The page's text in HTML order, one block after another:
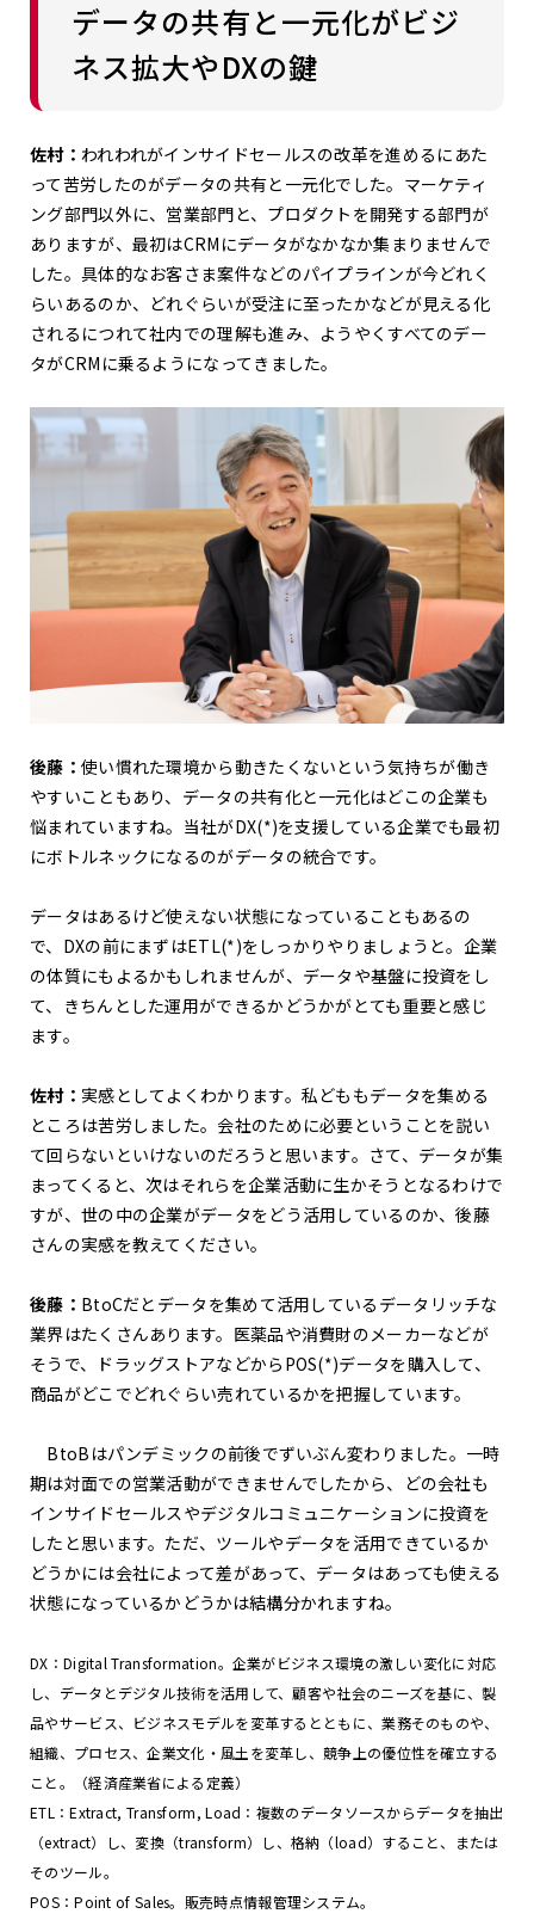
データの共有と一元化がビジ
ネス拡大やDXの鍵
佐村： われわれがインサイドセールスの改革を進めるにあた
って苦労したのがデータの共有と一元化でした。マーケティ
ング部門以外に、営業部門と、プロダクトを開発する部門が
ありますが、最初はCRMにデータがなかなか集まりませんで
した。具体的なお客さま案件などのパイプラインが今どれく
らいあるのか、どれぐらいが受注に至ったかなどが見える化
されるにつれて社内での理解も進み、ようやくすべてのデー
タがCRMに乗るようになってきました。
後藤： 使い慣れた環境から動きたくないという気持ちが働き
やすいこともあり、データの共有化と一元化はどこの企業も
悩まれていますね。当社がDX(*)を支援している企業でも最初
にボトルネックになるのがデータの統合です。
データはあるけど使えない状態になっていることもあるの
で、DXの前にまずはETL(*)をしっかりやりましょうと。企業
の体質にもよるかもしれませんが、データや基盤に投資をし
て、きちんとした運用ができるかどうかがとても重要と感じ
ます。
佐村： 実感としてよくわかります。私どももデータを集める
ところは苦労しました。会社のために必要ということを説い
て回らないといけないのだろうと思います。さて、データが集
まってくると、次はそれらを企業活動に生かそうとなるわけで
すが、世の中の企業がデータをどう活用しているのか、後藤
さんの実感を教えてください。
後藤： BtoCだとデータを集めて活用しているデータリッチな
業界はたくさんあります。医薬品や消費財のメーカーなどが
そうで、ドラッグストアなどからPOS(*)データを購入して、
商品がどこでどれぐらい売れているかを把握しています。
BtoBはパンデミックの前後でずいぶん変わりました。一時
期は対面での営業活動ができませんでしたから、どの会社も
インサイドセールスやデジタルコミュニケーションに投資を
したと思います。ただ、ツールやデータを活用できているか
どうかには会社によって差があって、データはあっても使える
状態になっているかどうかは結構分かれますね。
DX：Digital Transformation。企業がビジネス環境の激しい変化に対応
し、データとデジタル技術を活用して、顧客や社会のニーズを基に、製
品やサービス、ビジネスモデルを変革するとともに、業務そのものや、
組織、プロセス、企業文化・風土を変革し、競争上の優位性を確立する
こと。（経済産業省による定義）
ETL：Extract, Transform, Load：複数のデータソースからデータを抽出
（extract）し、変換（transform）し、格納（load）すること、または
そのツール。
POS：Point of Sales。販売時点情報管理システム。